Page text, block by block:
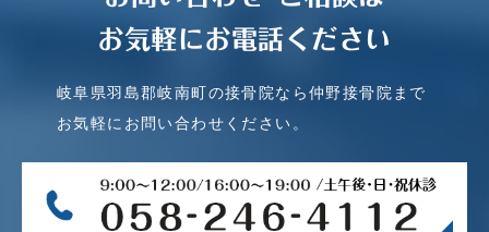
お気軽にお電話ください
岐阜県羽島郡岐南町の接骨院なら仲野接骨院まで
お気軽にお問い合わせください。